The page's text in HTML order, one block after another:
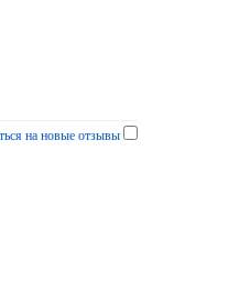
на новые отзывы